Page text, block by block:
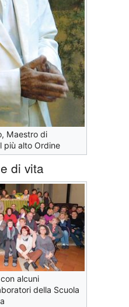
Maestro di
più alto Ordine
di vita
alcuni
della Scuola